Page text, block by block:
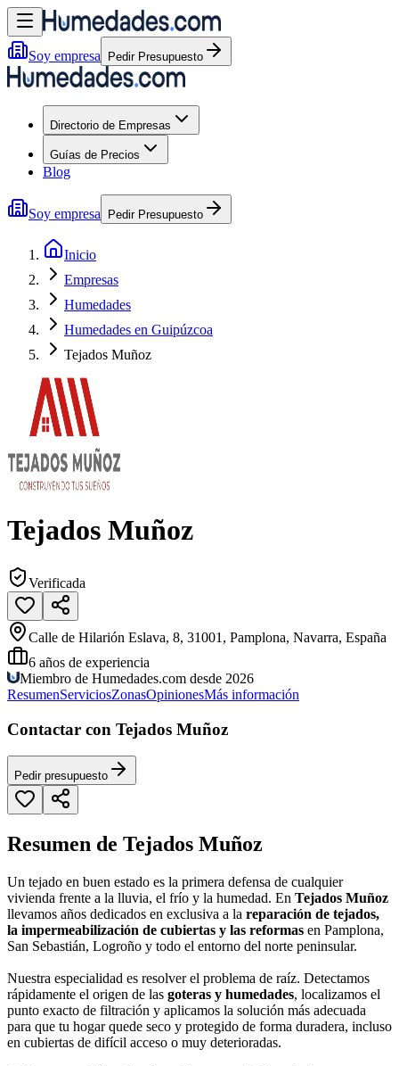
Soy empresa Pedir Presupuesto
Directorio de Empresas
Guías de Precios
Blog
Soy empresa Pedir Presupuesto
Inicio
Empresas
Humedades
Humedades en Guipúzcoa
Tejados Muñoz
Tejados Muñoz
Verificada
Calle de Hilarión Eslava, 8, 31001, Pamplona, Navarra, España
6 años de experiencia
Miembro de Humedades.com desde 2026
ResumenServiciosZonasOpinionesMás información
Contactar con Tejados Muñoz
Pedir presupuesto
Resumen de Tejados Muñoz
Un tejado en buen estado es la primera defensa de cualquier
vivienda frente a la lluvia, el frío y la humedad. En Tejados Muñoz
llevamos años dedicados en exclusiva a la reparación de tejados,
la impermeabilización de cubiertas y las reformas en Pamplona,
San Sebastián, Logroño y todo el entorno del norte peninsular.
Nuestra especialidad es resolver el problema de raíz. Detectamos
rápidamente el origen de las goteras y humedades, localizamos el
punto exacto de filtración y aplicamos la solución más adecuada
para que tu hogar quede seco y protegido de forma duradera, incluso
en cubiertas de difícil acceso o muy deterioradas.